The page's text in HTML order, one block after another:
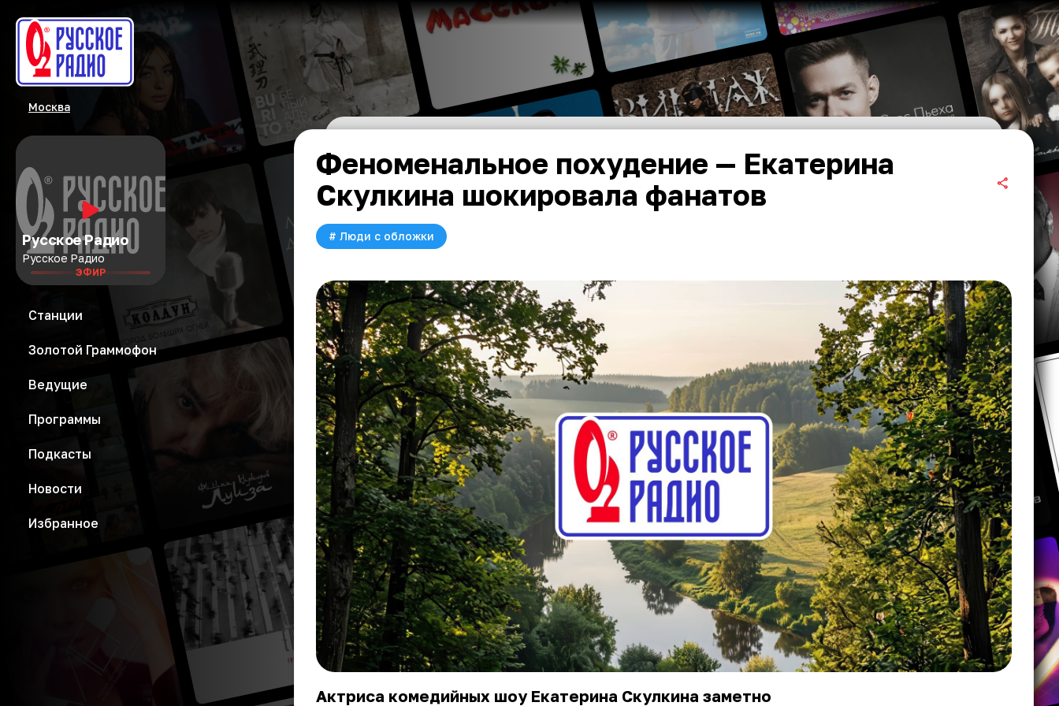
Москва
Русское Радио
Русское Радио
ЭФИР
Станции
Золотой Граммофон
Ведущие
Программы
Подкасты
Новости
Избранное
Феноменальное похудение — Екатерина
Скулкина шокировала фанатов
# Люди с обложки
Актриса комедийных шоу Екатерина Скулкина заметно